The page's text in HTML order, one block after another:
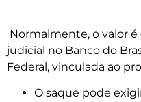
Normalmente, o valor
judicial no Banco do
Federal, vinculada ao
O saque pode